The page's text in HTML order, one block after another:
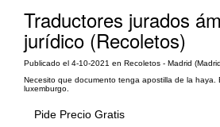
Traductores jurados
jurídico (Recoletos)
Publicado el 4-10-2021 en Recoletos - Madrid
Necesito que documento tenga apostilla de la haya.
luxemburgo.
Pide Precio Gratis